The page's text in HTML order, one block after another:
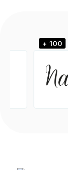
+ 100